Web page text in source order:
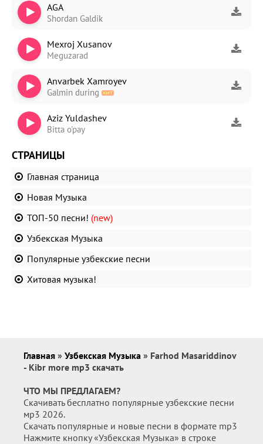
AGA
Shordan Galdik
Mexroj Xusanov
Meguzarad
Anvarbek Xamroyev
Galmin during
Aziz Yuldashev
Bitta o'pay
СТРАНИЦЫ
Главная страница
Новая Музыка
ТОП-50 песни! (new)
Узбекская Музыка
Популярные узбекские песни
Хитовая музыка!
Главная » Узбекская Музыка » Farhod Masariddinov
- Kibr more mp3 скачать
ЧТО МЫ ПРЕДЛАГАЕМ?
Скачивать бесплатно популярные узбекские песни
мр3 2026.
Скачать популярные и новые песни в формате mp3
Нажмите кнопку «Узбекская Музыка» в строке